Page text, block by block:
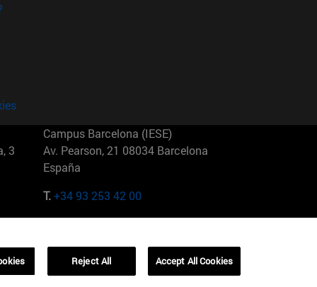
3
Campus Barcelona (IESE)
Av. Pearson, 21 08034 Barcelona
España
T.+34 93 253 42 00
01321001 Bela Vista Brasil
Reject All Accept All Cookies